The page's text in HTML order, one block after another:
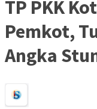
TP PKK
Pemkot,
Angka